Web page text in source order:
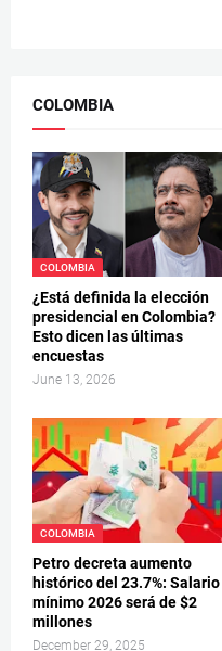
COLOMBIA
COLOMBIA
¿Está definida la elección
presidencial en Colombia?
Esto dicen las últimas
encuestas
June 13, 2026
COLOMBIA
Petro decreta aumento
histórico del 23.7%: Salario
mínimo 2026 será de $2
millones
December 29, 2025